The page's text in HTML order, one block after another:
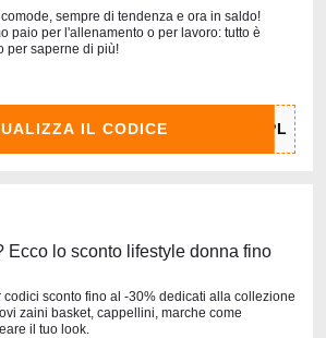
sempre di tendenza e ora in saldo!
paio per l'allenamento o per lavoro: tutto è
per saperne di più!
IL CODICE
Ecco lo sconto lifestyle donna fino
codici sconto fino al -30% dedicati alla collezione
zaini basket, cappellini, marche come
il tuo look.